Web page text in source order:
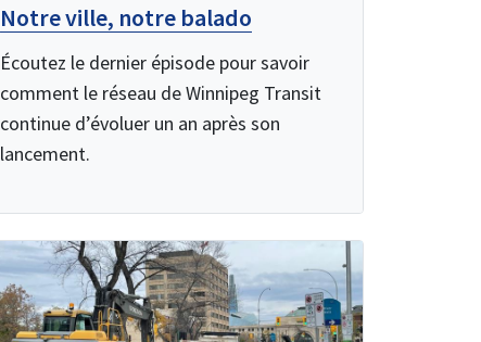
Notre ville, notre balado
Écoutez le dernier épisode pour savoir
comment le réseau de Winnipeg Transit
continue d’évoluer un an après son
lancement.